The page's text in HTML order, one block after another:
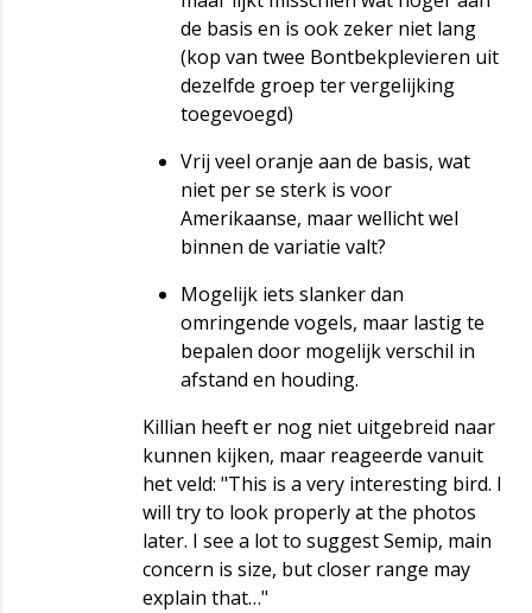
de basis en is ook zeker niet lang
(kop van twee Bontbekplevieren uit
dezelfde groep ter vergelijking
toegevoegd)
Vrij veel oranje aan de basis, wat
niet per se sterk is voor
Amerikaanse, maar wellicht wel
binnen de variatie valt?
Mogelijk iets slanker dan
omringende vogels, maar lastig te
bepalen door mogelijk verschil in
afstand en houding.
Killian heeft er nog niet uitgebreid naar
kunnen kijken, maar reageerde vanuit
het veld: "This is a very interesting bird. I
will try to look properly at the photos
later. I see a lot to suggest Semip, main
concern is size, but closer range may
explain that…"